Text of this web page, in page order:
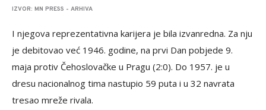
IZVOR: MN PRESS - ARHIVA
I njegova reprezentativna karijera je bila izvanredna. Za nju
je debitovao već 1946. godine, na prvi Dan pobjede 9.
maja protiv Čehoslovačke u Pragu (2:0). Do 1957. je u
dresu nacionalnog tima nastupio 59 puta i u 32 navrata
tresao mreže rivala.